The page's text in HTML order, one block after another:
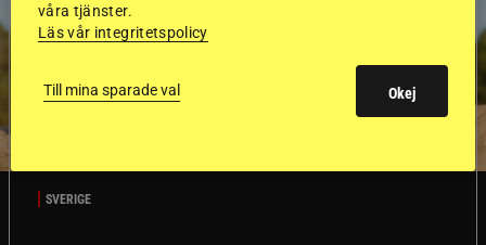
SVERIGE
våra tjänster.
Läs vår integritetspolicy
Till mina sparade val Okej